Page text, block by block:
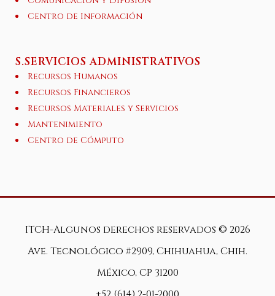
Centro de Información
S.SERVICIOS ADMINISTRATIVOS
Recursos Humanos
Recursos Financieros
Recursos Materiales y Servicios
Mantenimiento
Centro de Cómputo
ITCH-Algunos derechos reservados © 2026
Ave. Tecnológico #2909, Chihuahua, Chih.
México, CP 31200